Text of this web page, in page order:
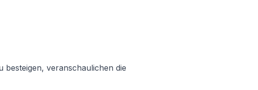
besteigen, veranschaulichen die